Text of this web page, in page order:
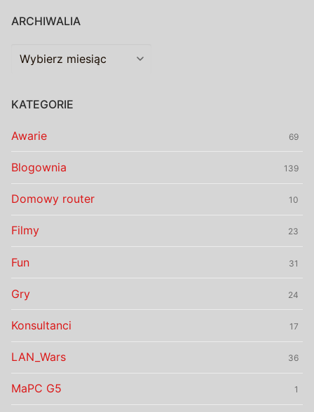
ARCHIWALIA
Archiwalia
KATEGORIE
Awarie 69
Blogownia 139
Domowy router 10
Filmy 23
Fun 31
Gry 24
Konsultanci 17
LAN_Wars 36
MaPC G5 1